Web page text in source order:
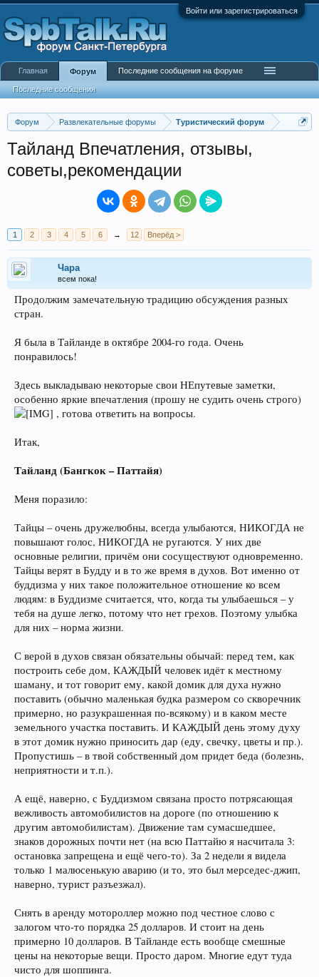
Войти или зарегистрироваться
Форум Развлекательные форумы Туристический форум
Тайланд Впечатления, отзывы,
советы,рекомендации
1 2 3 4 5 6 → 12 Вперёд >
Чара
всем пока!
Продолжим замечательную традицию обсуждения разных
стран.
Я была в Тайланде в октябре 2004-го года. Очень
понравилось!
Здесь выкладываю некоторые свои НЕпутевые заметки,
особенно яркие впечатления (прошу не судить очень строго)
, готова ответить на вопросы.
Итак,
Тайланд (Бангкок – Паттайя)
Меня поразило:
Тайцы – очень дружелюбны, всегда улыбаются, НИКОГДА не
повышают голос, НИКОГДА не ругаются. У них две
основные религии, причём они сосуществуют одновременно.
Тайцы верят в Будду и в то же время в духов. Вот именно от
буддизма у них такое положительное отношение ко всем
людям: в Буддизме считается, что, когда ты улыбаешься – у
тебя на душе легко, потому что нет грехов. Поэтому улыбка
для них – норма жизни.
С верой в духов связан обязательны обычай: перед тем, как
построить себе дом, КАЖДЫЙ человек идёт к местному
шаману, и тот говорит ему, какой домик для духа нужно
поставить (обычно маленькая будка размером со скворечник
примерно, но разукрашенная по-всякому) и в каком месте
земельного участка поставить. И КАЖДЫЙ день этому духу
в этот домик нужно приносить дар (еду, свечку, цветы и пр.).
Пропустишь – в твой собственный дом придет беда (болезнь,
неприятности и т.п.).
А ещё, наверно, с Буддизмом связана просто потрясающая
вежливость автомобилистов на дороге (по отношению к
другим автомобилистам). Движение там сумасшедшее,
знаков дорожных почти нет (на всю Паттайю я насчитала 3:
остановка запрещена и ещё чего-то). За 2 недели я видела
только 1 малюсенькую аварию (и то, это был мерседес-джип,
наверно, турист разъезжал).
Снять в аренду мотороллер можно под честное слово с
залогом что-то порядка 25 долларов. И стоит на день
примерно 10 долларов. В Тайланде есть вообще смешные
цены на некоторые вещи. Просто даром. Многие едут туда
чисто для шоппинга.
Главная Форум
Последние сообщения
Последние сообщения на форуме